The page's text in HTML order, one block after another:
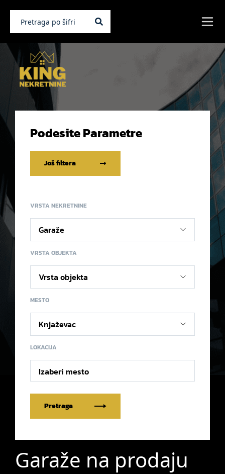
Podesite Parametre
Još filtera
VRSTA NEKRETNINE
VRSTA OBJEKTA
MESTO
LOKACIJA
Izaberi mesto
Pretraga
Garaže na prodaju